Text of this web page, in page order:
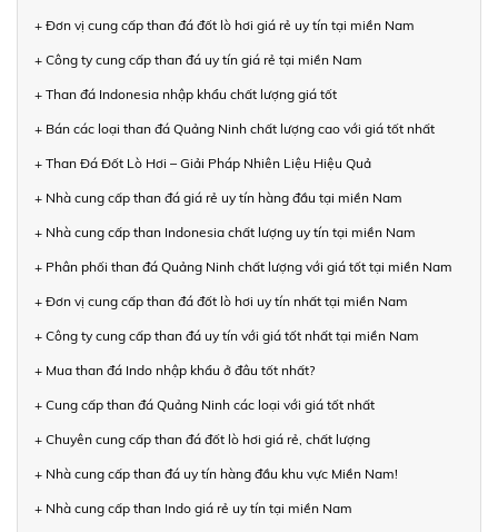
+ Đơn vị cung cấp than đá đốt lò hơi giá rẻ uy tín tại miền Nam
+ Công ty cung cấp than đá uy tín giá rẻ tại miền Nam
+ Than đá Indonesia nhập khẩu chất lượng giá tốt
+ Bán các loại than đá Quảng Ninh chất lượng cao với giá tốt nhất
+ Than Đá Đốt Lò Hơi – Giải Pháp Nhiên Liệu Hiệu Quả
+ Nhà cung cấp than đá giá rẻ uy tín hàng đầu tại miền Nam
+ Nhà cung cấp than Indonesia chất lượng uy tín tại miền Nam
+ Phân phối than đá Quảng Ninh chất lượng với giá tốt tại miền Nam
+ Đơn vị cung cấp than đá đốt lò hơi uy tín nhất tại miền Nam
+ Công ty cung cấp than đá uy tín với giá tốt nhất tại miền Nam
+ Mua than đá Indo nhập khẩu ở đâu tốt nhất?
+ Cung cấp than đá Quảng Ninh các loại với giá tốt nhất
+ Chuyên cung cấp than đá đốt lò hơi giá rẻ, chất lượng
+ Nhà cung cấp than đá uy tín hàng đầu khu vực Miền Nam!
+ Nhà cung cấp than Indo giá rẻ uy tín tại miền Nam